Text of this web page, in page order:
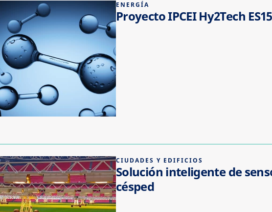
ENERGÍA
Proyecto IPCEI Hy2Tech ES15
CIUDADES Y EDIFICIOS
Solución inteligente de
césped